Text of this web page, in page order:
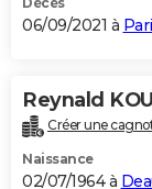
06/09/2021 à
Reynald
Créer une
Naissance
02/07/1964 à